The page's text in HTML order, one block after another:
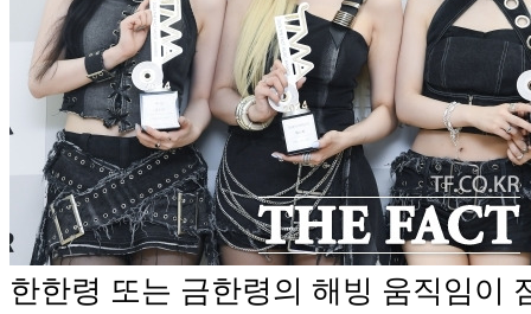
한한령 또는 금한령의 해빙 움직임이